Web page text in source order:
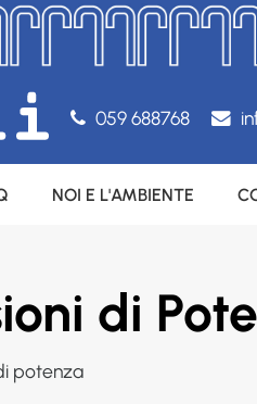
059 688768
NOI E L'AMBIENTE
di
potenza